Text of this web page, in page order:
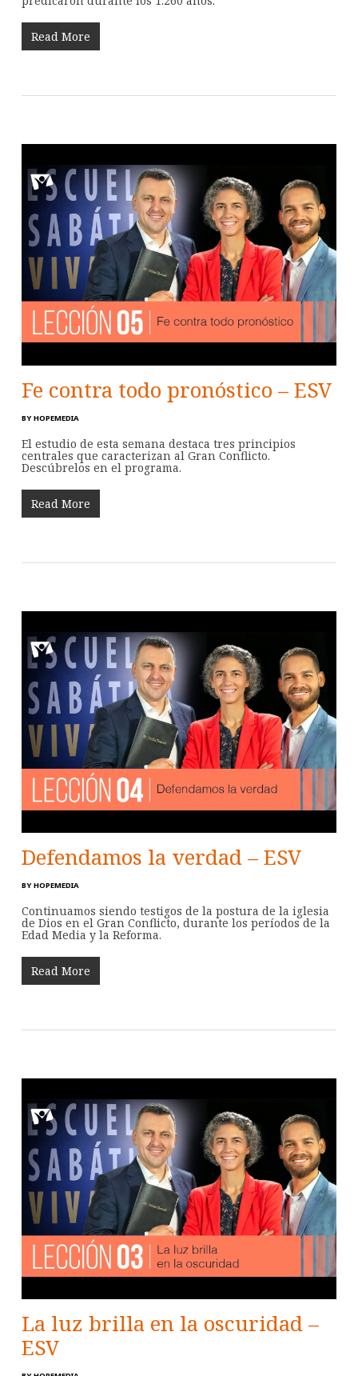
Read More
Fe contra todo pronóstico – ESV
BY HOPEMEDIA
El estudio de esta semana destaca tres principios
centrales que caracterizan al Gran Conflicto.
Descúbrelos en el programa.
Read More
Defendamos la verdad – ESV
BY HOPEMEDIA
Continuamos siendo testigos de la postura de la iglesia
de Dios en el Gran Conflicto, durante los períodos de la
Edad Media y la Reforma.
Read More
La luz brilla en la oscuridad –
ESV